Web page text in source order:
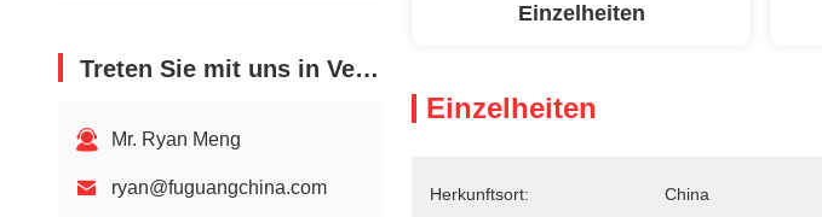
Treten Sie mit uns in Verbindung
Mr. Ryan Meng
ryan@fuguangchina.com
Einzelheiten
Einzelheiten
Herkunftsort: China